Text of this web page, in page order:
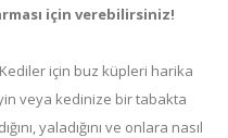
için verebilirsiniz!
için buz küpleri harika
veya kedinize bir tabakta
yaladığını ve onlara nasıl